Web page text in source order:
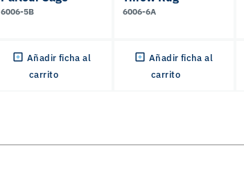
6006-5B
Añadir ficha al
carrito
6006-6A
Añadir ficha al
carrito